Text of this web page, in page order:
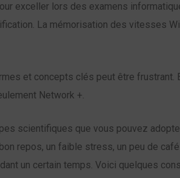
exceller lors des examens
La mémorisation des vitesses
et concepts clés peut être
Network +.
scientifiques que vous pouvez
repos, un faible stress, un peu de
un certain temps. Voici quelques